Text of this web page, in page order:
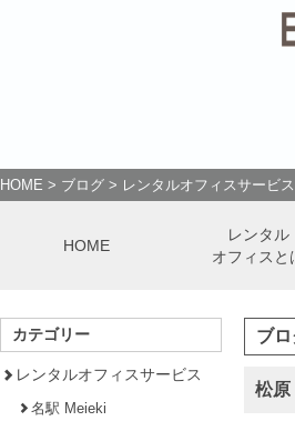
HOME > ブログ > レンタルオフィスサービス
HOME
レンタル
オフィスと
ブ
松
カテゴリー
レンタルオフィスサービス
名駅 Meieki